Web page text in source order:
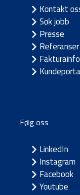
Kontakt
Søk jobb
Presse
Referanser
Følg oss
LinkedIn
Instagram
Facebook
Youtube